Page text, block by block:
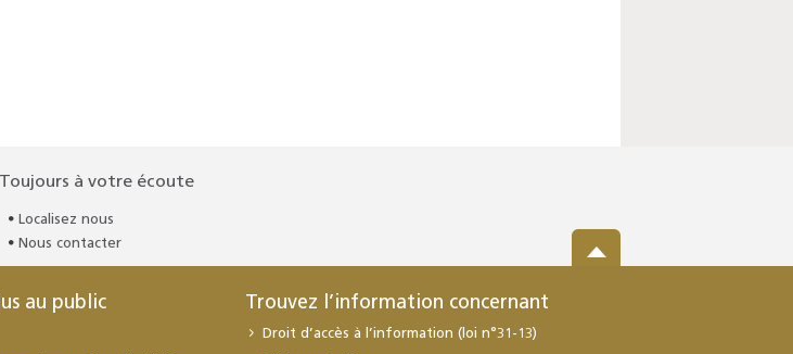
Toujours à votre écoute
Localisez nous
Nous contacter
au public Trouvez l’information concernant
Droit d’accès à l’information (loi n°31-13)